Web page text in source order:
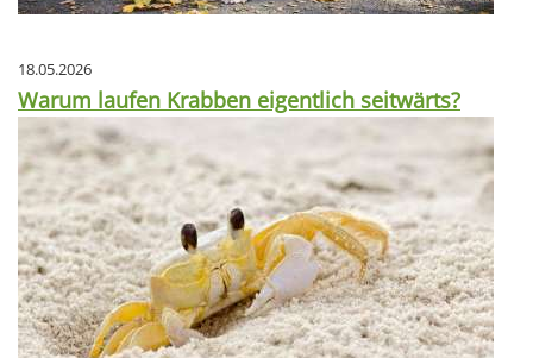
18.05.2026
Warum laufen Krabben eigentlich seitwärts?